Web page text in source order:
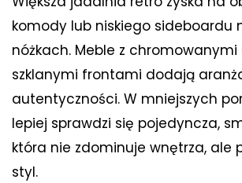
komody lub niskiego sideboardu
nóżkach. Meble z
szklanymi frontami dodają
autentyczności. W mniejszych
lepiej sprawdzi się pojedyncza,
która nie zdominuje wnętrza, ale
styl.